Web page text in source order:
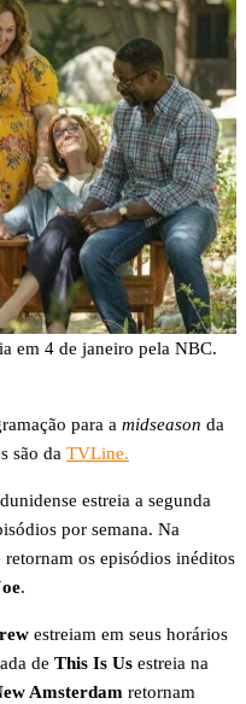
em 4 de janeiro pela NBC.
para a midseason da
são da TVLine.
estreia a segunda
por semana. Na
retornam os episódios inéditos
.
estreiam em seus horários
de This Is Us estreia na
Amsterdam retornam